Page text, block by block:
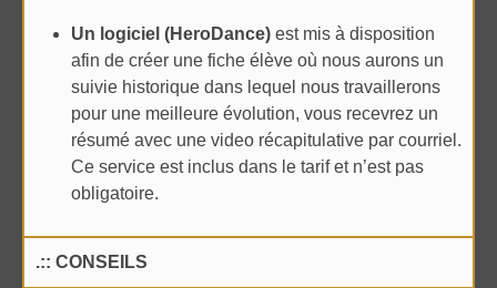
Un logiciel (HeroDance) est mis à disposition
afin de créer une fiche élève où nous aurons un
suivie historique dans lequel nous travaillerons
pour une meilleure évolution, vous recevrez un
résumé avec une video récapitulative par courriel.
Ce service est inclus dans le tarif et n’est pas
obligatoire.
.:: CONSEILS